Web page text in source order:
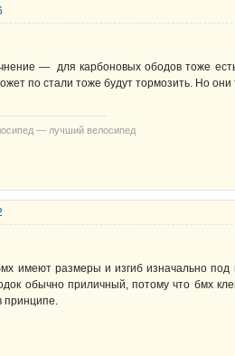
— для карбоновых ободов тоже
по стали тоже будут тормозить. Но они
— лучший велосипед
имеют размеры и изгиб изначально
обычно приличный, потому что бмх
принципе.